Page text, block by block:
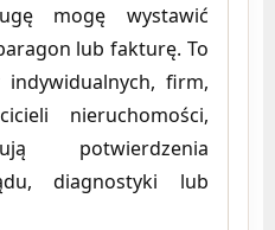
mogę wystawić
lub fakturę. To
firm,
nieruchomości,
potwierdzenia
diagnostyki lub